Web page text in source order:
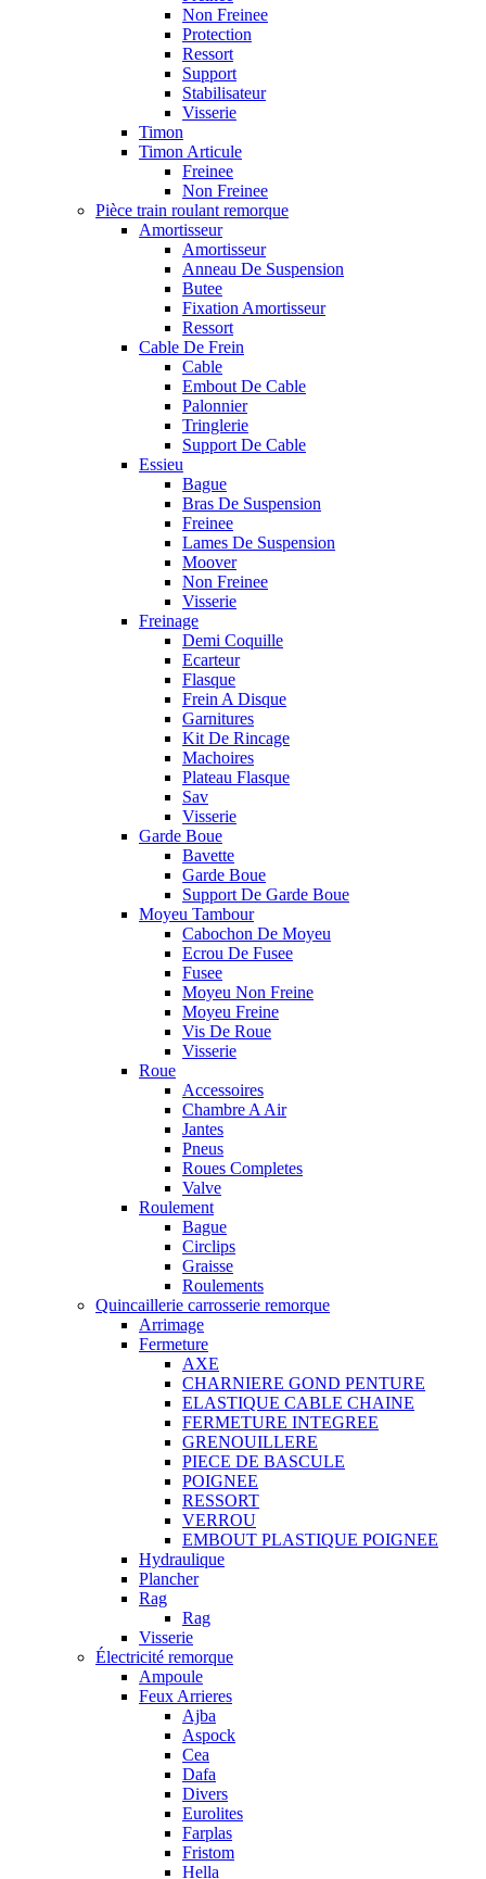
Non Freinee
Protection
Ressort
Support
Stabilisateur
Visserie
Timon
Timon Articule
Freinee
Non Freinee
Pièce train roulant remorque
Amortisseur
Amortisseur
Anneau De Suspension
Butee
Fixation Amortisseur
Ressort
Cable De Frein
Cable
Embout De Cable
Palonnier
Tringlerie
Support De Cable
Essieu
Bague
Bras De Suspension
Freinee
Lames De Suspension
Moover
Non Freinee
Visserie
Freinage
Demi Coquille
Ecarteur
Flasque
Frein A Disque
Garnitures
Kit De Rincage
Machoires
Plateau Flasque
Sav
Visserie
Garde Boue
Bavette
Garde Boue
Support De Garde Boue
Moyeu Tambour
Cabochon De Moyeu
Ecrou De Fusee
Fusee
Moyeu Non Freine
Moyeu Freine
Vis De Roue
Visserie
Roue
Accessoires
Chambre A Air
Jantes
Pneus
Roues Completes
Valve
Roulement
Bague
Circlips
Graisse
Roulements
Quincaillerie carrosserie remorque
Arrimage
Fermeture
AXE
CHARNIERE GOND PENTURE
ELASTIQUE CABLE CHAINE
FERMETURE INTEGREE
GRENOUILLERE
PIECE DE BASCULE
POIGNEE
RESSORT
VERROU
EMBOUT PLASTIQUE POIGNEE
Hydraulique
Plancher
Rag
Rag
Visserie
Électricité remorque
Ampoule
Feux Arrieres
Ajba
Aspock
Cea
Dafa
Divers
Eurolites
Farplas
Fristom
Hella